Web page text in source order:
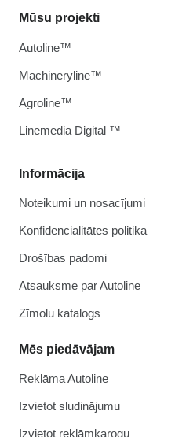
Informācija
Noteikumi un nosacījumi
Konfidencialitātes politika
Drošības padomi
Atsauksme par Autoline
Zīmolu katalogs
Mēs piedāvājam
Reklāma Autoline
Izvietot sludinājumu
Izvietot reklāmkarogu
Mūsu projekti
Autoline™
Machineryline™
Agroline™
Linemedia Digital ™